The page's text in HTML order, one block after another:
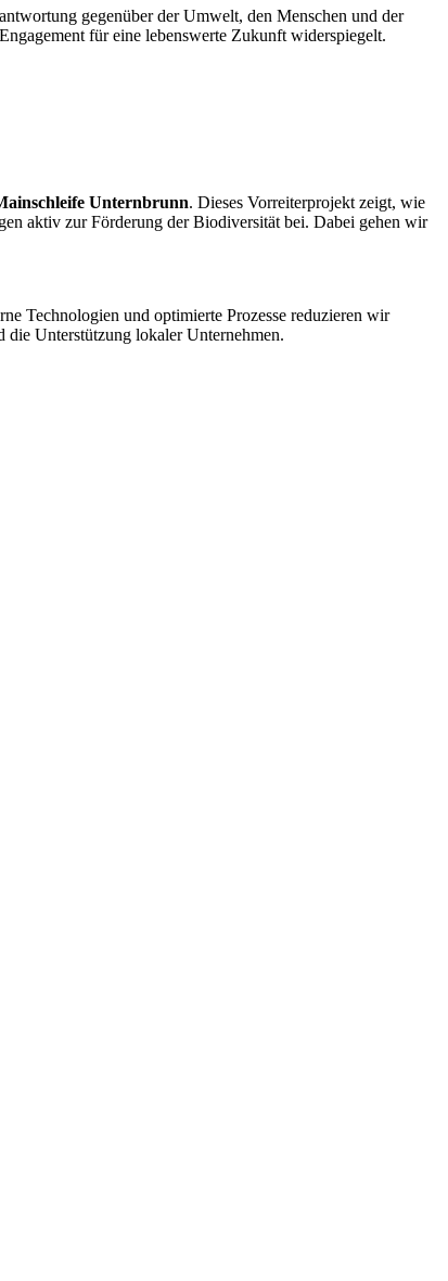
gegenüber der Umwelt, den Menschen und der
für eine lebenswerte Zukunft widerspiegelt.
Unternbrunn. Dieses Vorreiterprojekt zeigt, wie
aktiv zur Förderung der Biodiversität bei. Dabei gehen wir
Technologien und optimierte Prozesse reduzieren wir
Unterstützung lokaler Unternehmen.